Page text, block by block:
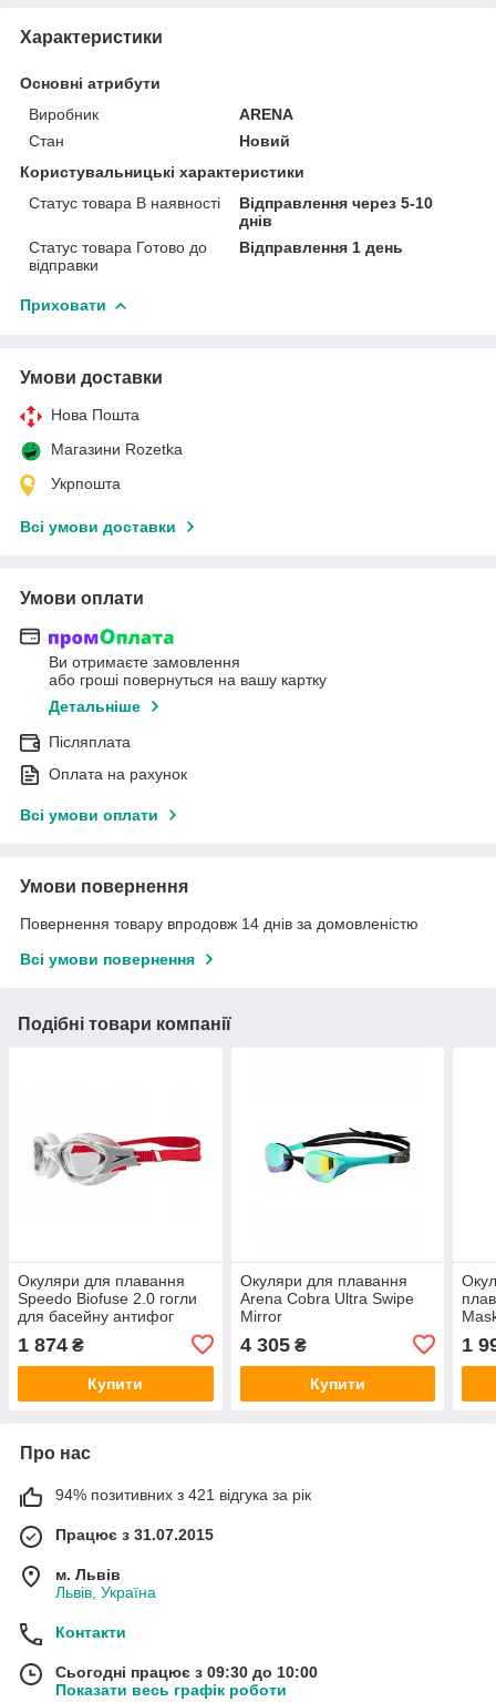
Характеристики
Основні атрибути
Виробник
ARENA
Стан
Новий
Користувальницькі характеристики
Статус товара В наявності
Відправлення через 5-10
днів
Статус товара Готово до
відправки
Відправлення 1 день
Приховати
Умови доставки
Нова Пошта
Магазини Rozetka
Укрпошта
Всі умови доставки
Умови оплати
Ви отримаєте замовлення
або гроші повернуться на вашу картку
Детальніше
Післяплата
Оплата на рахунок
Всі умови оплати
Умови повернення
Повернення товару впродовж 14 днів за домовленістю
Всі умови повернення
Подібні товари компанії
Окуляри для плавання
Speedo Biofuse 2.0 гогли
для басейну антифог
1 874 ₴
Купити
Окуляри для плавання
Arena Cobra Ultra Swipe
Mirror
4 305₴
Купити
1
Про нас
94% позитивних з 421 відгука за рік
Працює з 31.07.2015
м. Львів
Львів, Україна
Контакти
Сьогодні працює з 09:30 до 10:00
Показати весь графік роботи